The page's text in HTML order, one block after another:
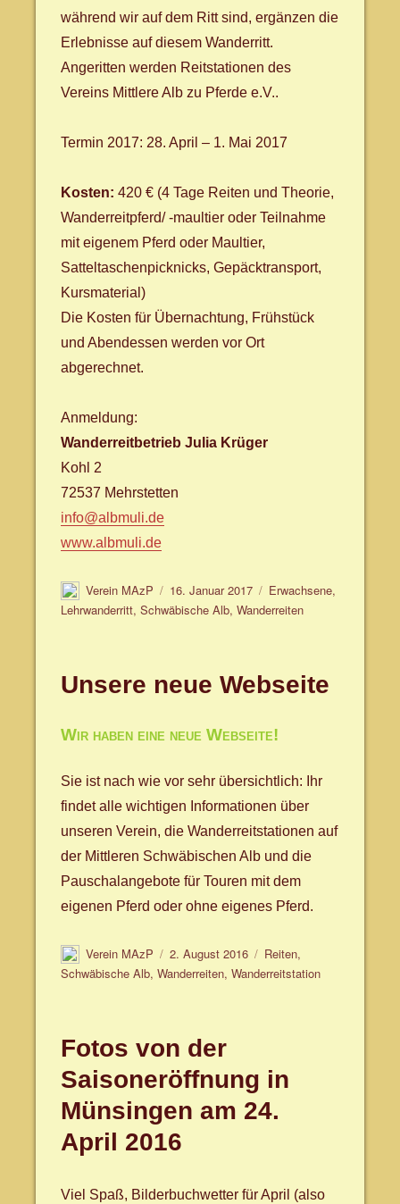
während wir auf dem Ritt sind, ergänzen die
Erlebnisse auf diesem Wanderritt.
Angeritten werden Reitstationen des
Vereins Mittlere Alb zu Pferde e.V..
Termin 2017: 28. April – 1. Mai 2017
Kosten: 420 € (4 Tage Reiten und Theorie,
Wanderreitpferd/ -maultier oder Teilnahme
mit eigenem Pferd oder Maultier,
Satteltaschenpicknicks, Gepäcktransport,
Kursmaterial)
Die Kosten für Übernachtung, Frühstück
und Abendessen werden vor Ort
abgerechnet.
Anmeldung:
Wanderreitbetrieb Julia Krüger
Kohl 2
72537 Mehrstetten
info@albmuli.de
www.albmuli.de
Autor
Verein MAzP
Veröffentlicht
am
16. Januar 2017 Schlagwörter
Erwachsene,
Lehrwanderritt,Schwäbische Alb,Wanderreiten
Unsere neue Webseite
Wir haben eine neue Webseite!
Sie ist nach wie vor sehr übersichtlich: Ihr
findet alle wichtigen Informationen über
unseren Verein, die Wanderreitstationen auf
der Mittleren Schwäbischen Alb und die
Pauschalangebote für Touren mit dem
eigenen Pferd oder ohne eigenes Pferd.
Autor
Verein MAzP
Veröffentlicht
am
2. August 2016 Schlagwörter
Reiten,
Schwäbische Alb,Wanderreiten,Wanderreitstation
Fotos von der
Saisoneröffnung in
Münsingen am 24.
April 2016
Viel Spaß, Bilderbuchwetter für April (also